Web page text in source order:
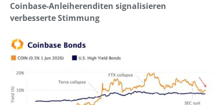
Coinbase-Anleiherenditen signalisieren
verbesserte Stimmung